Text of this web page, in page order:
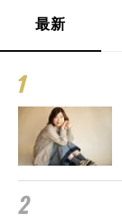
最新